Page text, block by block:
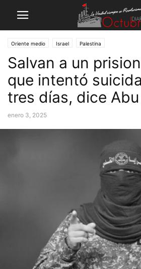
Oriente medio Israel Palestina
Salvan a un
que intentó
tres días, dice
enero 3, 2025